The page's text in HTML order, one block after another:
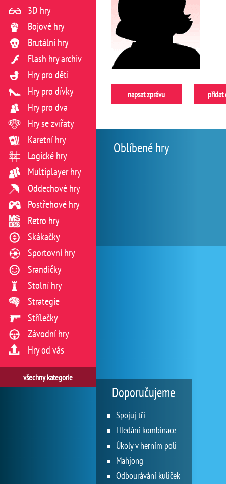
napsat zprávu přidat
Oblíbené hry
3D hry
Bojové hry
Brutální hry
Flash hry archiv
Hry pro děti
Hry pro dívky
Hry pro dva
Hry se zvířaty
Karetní hry
Logické hry
Multiplayer hry
Oddechové hry
Postřehové hry
Retro hry
Skákačky
Sportovní hry
Srandičky
Stolní hry
Strategie
Střílečky
Závodní hry
Hry od vás
všechny kategorie
Doporučujeme
Spojuj tři
Hledání kombinace
Úkoly v herním poli
Mahjong
Odbourávání kuliček